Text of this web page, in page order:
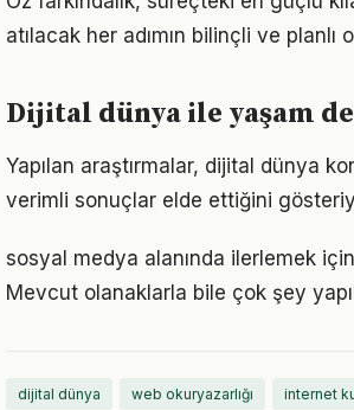
atılacak her adımın bilinçli ve planlı
Dijital dünya ile yaşam
Yapılan araştırmalar, dijital dünya
verimli sonuçlar elde ettiğini
sosyal medya alanında ilerlemek
Mevcut olanaklarla bile çok şey
dijital dünya web okuryazarlığı internet